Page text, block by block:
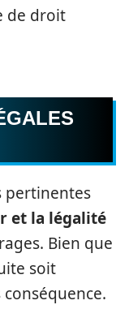
de droit
pertinentes
et la légalité
Bien que
soit
conséquence.